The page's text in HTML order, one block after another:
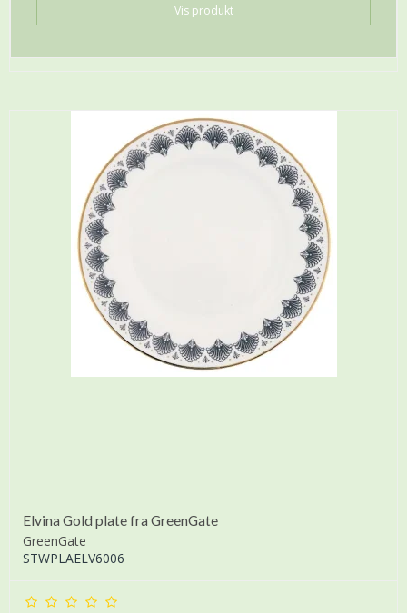
Vis produkt
Elvina Gold plate fra GreenGate
GreenGate
STWPLAELV6006